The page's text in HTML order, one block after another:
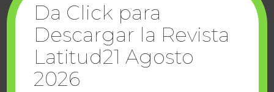
Da Click para
Descargar la Revista
Latitud21 Agosto
2026